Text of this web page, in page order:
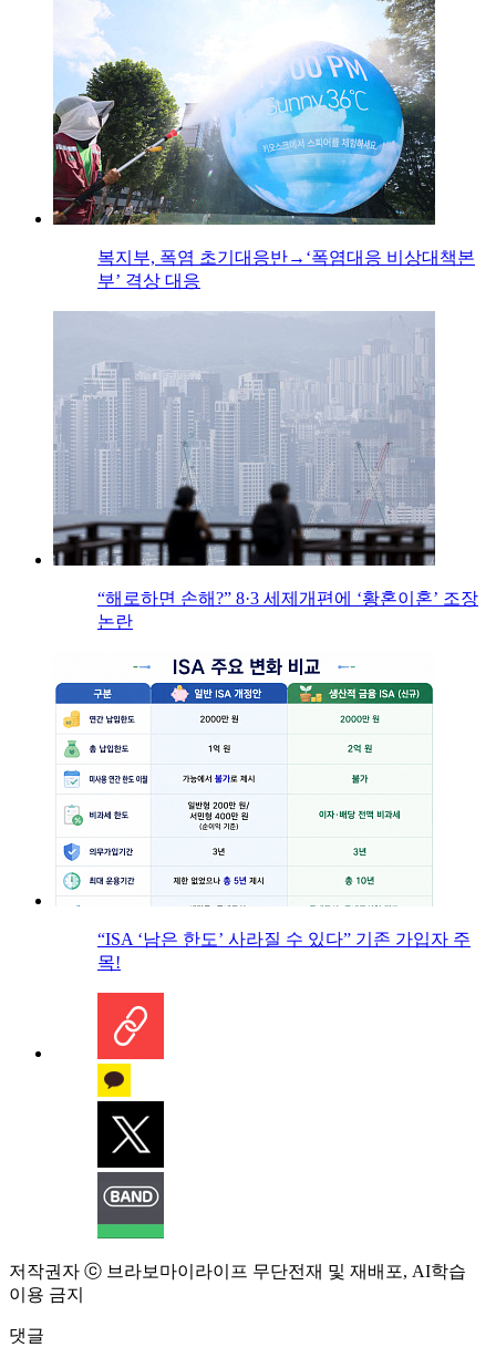
복지부, 폭염 초기대응반→‘폭염대응 비상대책본
부’ 격상 대응
“해로하면 손해?” 8·3 세제개편에 ‘황혼이혼’ 조장
논란
“ISA ‘남은 한도’ 사라질 수 있다” 기존 가입자 주
목!
저작권자 ⓒ 브라보마이라이프 무단전재 및 재배포, AI학습
이용 금지
댓글